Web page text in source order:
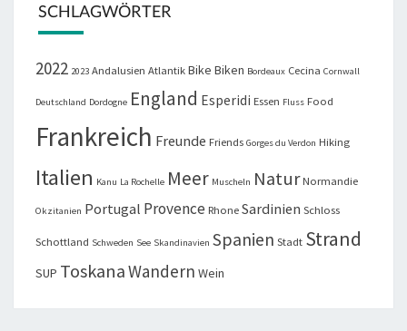
SCHLAGWÖRTER
2022 2023 Andalusien Atlantik Bike Biken Bordeaux Cecina Cornwall
Deutschland Dordogne England Esperidi Essen Fluss Food
Frankreich Freunde Friends Gorges du Verdon Hiking
Italien Kanu La Rochelle Meer Muscheln Natur Normandie
Okzitanien Portugal Provence Rhone Sardinien Schloss
Schottland Schweden See Skandinavien Spanien Stadt Strand
SUP ToskanaWandern Wein